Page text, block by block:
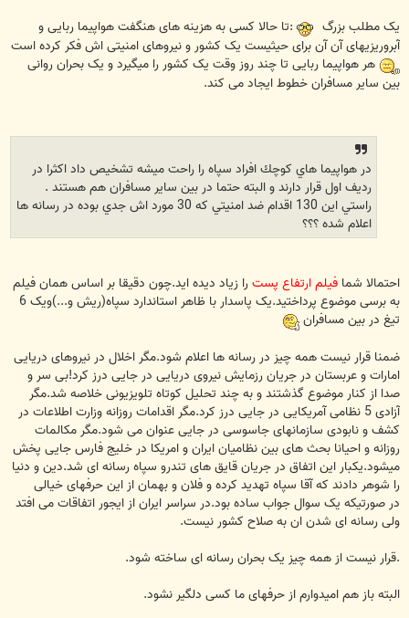
یک مطلب بزرگ
:تا حالا کسی به هزینه های هنگفت هواپیما ربایی و
آبروریزیهای آن آن برای حیثیست یک کشور و نیروهای امنیتی اش فکر کرده است
هر هواپیما ربایی تا چند روز وقت یک کشور را میگیرد و یک بحران روانی
بین سایر مسافران خطوط ایجاد می کند.
در هواپيما هاي كوچك افراد سپاه را راحت ميشه تشخيص داد اكثرا در
رديف اول قرار دارند و البته حتما در بين ساير مسافران هم هستند .
راستي اين 130 اقدام ضد امنيتي كه 30 مورد اش جدي بوده در رسانه ها
اعلام شده ؟؟؟
احتمالا شما فیلم ارتفاع پسترا زیاد دیده اید.چون دقیقا بر اساس همان فیلم
به برسی موضوع پرداختید.یک پاسدار با ظاهر استاندارد سپاه(ریش و...)ویک 6
تیغ در بین مسافران
ضمنا قرار نیست همه چیز در رسانه ها اعلام شود.مگر اخلال در نیروهای دریایی
امارات و عربستان در جریان رزمایش نیروی دریایی در جایی درز کرد!بی سر و
صدا از کنار موضوع گذشتند و به چند تحلیل کوتاه تلویزیونی خلاصه شد.مگر
آزادی 5 نظامی آمریکایی در جایی درز کرد.مگر اقدامات روزانه وزارت اطلاعات در
کشف و نابودی سازمانهای جاسوسی در جایی عنوان می شود.مگر مکالمات
روزانه و احیانا بحث های بین نظامیان ایران و امریکا در خلیج فارس جایی پخش
میشود.یکبار این اتفاق در جریان قایق های تندرو سپاه رسانه ای شد.دین و دنیا
را شوهر دادند که آقا سپاه تهدید کرده و فلان و بهمان از این حرفهای خیالی
در صورتیکه یک سوال جواب ساده بود.در سراسر ایران از ایجور اتفاقات می افتد
ولی رسانه ای شدن ان به صلاح کشور نیست.
.قرار نیست از همه چیز یک بحران رسانه ای ساخته شود.
البته باز هم امیدوارم از حرفهای ما کسی دلگیر نشود.